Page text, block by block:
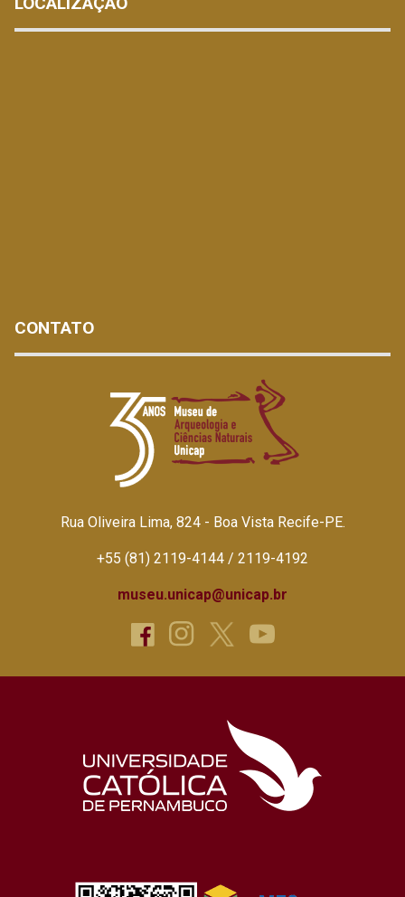
CONTATO
Rua Oliveira Lima, 824 - Boa Vista Recife-PE.
+55 (81) 2119-4144 / 2119-4192
museu.unicap@unicap.br